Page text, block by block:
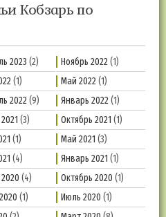
Кобзарь по
2023 (2) Ноябрь 2022(1)
(1) Май 2022(1)
2022(9) Январь 2022(1)
(3) Октябрь 2021 (1)
(1) Май 2021 (3)
(4) Январь 2021 (1)
(4) Октябрь 2020 (1)
(1) Июль 2020 (1)